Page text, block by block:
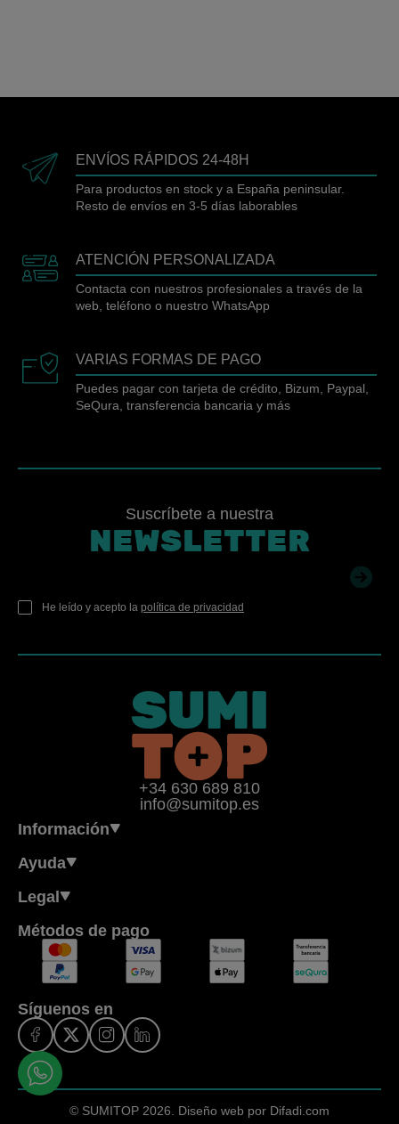
ENVÍOS RÁPIDOS 24-48H
Para productos en stock y a España peninsular.
Resto de envíos en 3-5 días laborables
ATENCIÓN PERSONALIZADA
Contacta con nuestros profesionales a través de la
web, teléfono o nuestro WhatsApp
VARIAS FORMAS DE PAGO
Puedes pagar con tarjeta de crédito, Bizum, Paypal,
SeQura, transferencia bancaria y más
Suscríbete a nuestra
NEWSLETTER
He leído y acepto la política de privacidad
+34 630 689 810
info@sumitop.es
Información
Ayuda
Legal
Métodos de pago
Síguenos en
© SUMITOP 2026. Diseño web por Difadi.com